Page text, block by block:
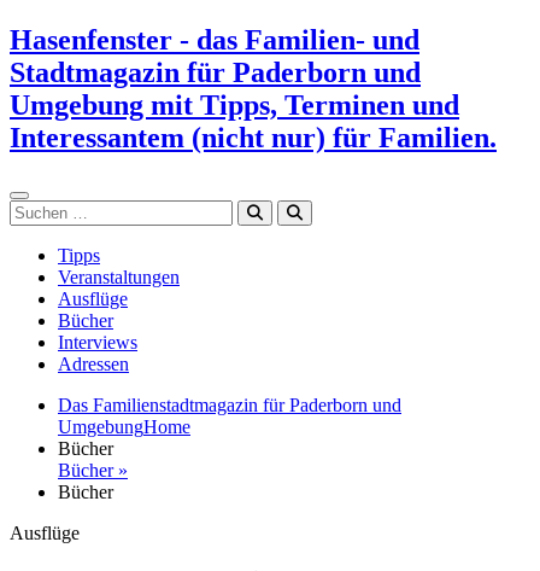
Zum
Inhalt
springen
Hasenfenster - das Familien- und
Stadtmagazin für Paderborn und
Umgebung mit Tipps, Terminen und
Interessantem (nicht nur) für Familien.
Suchen
Tipps
Veranstaltungen
Ausflüge
Bücher
Interviews
Adressen
Das Familienstadtmagazin für Paderborn und
UmgebungHome
Bücher
Bücher »
Bücher
Ausflüge